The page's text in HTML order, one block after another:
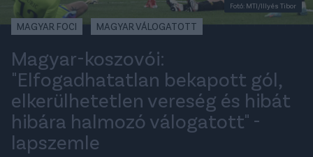
Fotó: MTI/Illyés Tibor
MAGYAR FOCI MAGYAR VÁLOGATOTT
Magyar-koszovói:
"Elfogadhatatlan bekapott gól,
elkerülhetetlen vereség és hibát
hibára halmozó válogatott" -
lapszemle